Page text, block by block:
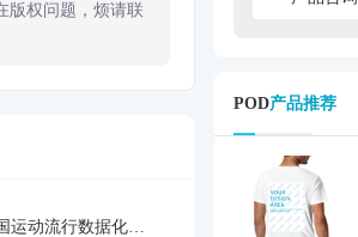
版权问题，烦请联
流行数据化消费
POD产品推荐